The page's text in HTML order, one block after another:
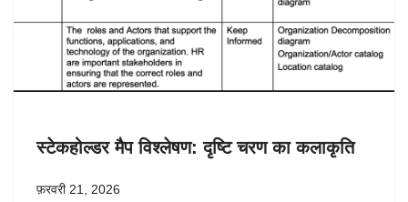
स्टेकहोल्डर मैप विश्लेषण: दृष्टि चरण का कलाकृति
फ़रवरी 21, 2026